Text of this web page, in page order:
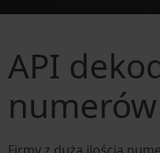
API
Firmy z dużą ilością